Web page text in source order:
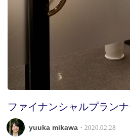
ファイナンシャルプラン
yuuka mikawa ・2020.02.28